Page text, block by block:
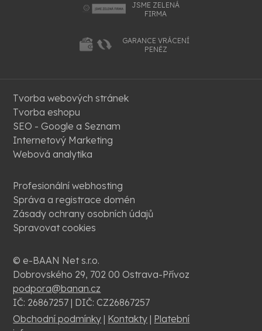
JSME ZELENÁ
FIRMA
GARANCE VRÁCENÍ
PENĚZ
Tvorba webových stránek
Tvorba eshopu
SEO - Google a Seznam
Internetový Marketing
Webová analytika
Profesionální webhosting
Správa a registrace domén
Zásady ochrany osobních údajů
Spravovat cookies
© e-BAAN Net s.r.o.
Dobrovského 29, 702 00 Ostrava-Přívoz
podpora@banan.cz
IČ: 26867257 | DIČ: CZ26867257
Obchodní podmínky | Kontakty | Platební